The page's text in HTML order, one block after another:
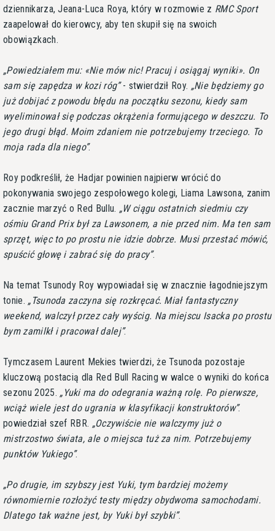
dziennikarza, Jeana-Luca Roya, który w rozmowie z RMC Sport
zaapelował do kierowcy, aby ten skupił się na swoich
obowiązkach.
Powiedziałem mu: «Nie mów nic! Pracuj i osiągaj wyniki». On
sam się zapędza w kozi róg - stwierdził Roy.
Nie będziemy go
już dobijać z powodu błędu na początku sezonu, kiedy sam
wyeliminował się podczas okrążenia formującego w deszczu. To
jego drugi błąd. Moim zdaniem nie potrzebujemy trzeciego. To
moja rada dla niego .
Roy podkreślił, że Hadjar powinien najpierw wrócić do
pokonywania swojego zespołowego kolegi, Liama Lawsona, zanim
zacznie marzyć o Red Bullu.
W ciągu ostatnich siedmiu czy
ośmiu Grand Prix był za Lawsonem, a nie przed nim. Ma ten sam
sprzęt, więc to po prostu nie idzie dobrze. Musi przestać mówić,
spuścić głowę i zabrać się do pracy .
Na temat Tsunody Roy wypowiadał się w znacznie łagodniejszym
tonie.
Tsunoda zaczyna się rozkręcać. Miał fantastyczny
weekend, walczył przez cały wyścig. Na miejscu Isacka po prostu
bym zamilkł i pracował dalej .
Tymczasem Laurent Mekies twierdzi, że Tsunoda pozostaje
kluczową postacią dla Red Bull Racing w walce o wyniki do końca
sezonu 2025.
Yuki ma do odegrania ważną rolę. Po pierwsze,
wciąż wiele jest do ugrania w klasyfikacji konstruktorów .
powiedział szef RBR.
Oczywiście nie walczymy już o
mistrzostwo świata, ale o miejsca tuż za nim. Potrzebujemy
punktów Yukiego .
Po drugie, im szybszy jest Yuki, tym bardziej możemy
równomiernie rozłożyć testy między obydwoma samochodami.
Dlatego tak ważne jest, by Yuki był szybki .